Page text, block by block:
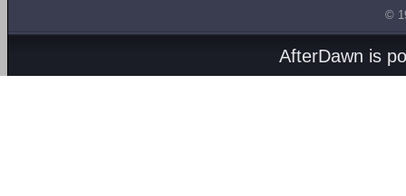
©
AfterDawn is